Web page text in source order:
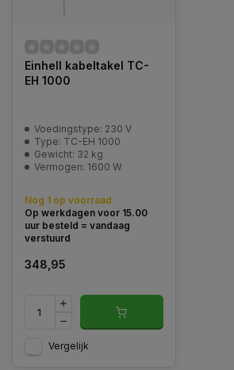
Einhell kabeltakel TC-
EH 1000
Voedingstype: 230 V
Type: TC-EH 1000
Gewicht: 32 kg
Vermogen: 1600 W
Nog 1 op voorraad
Op werkdagen voor 15.00
uur besteld = vandaag
verstuurd
348,95
Vergelijk